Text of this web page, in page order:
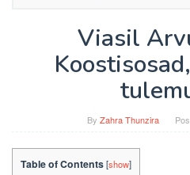
Viasil
By Zahra Thunzira
Table of Contents[show]